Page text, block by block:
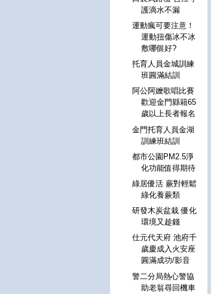
護滴水不漏
運動瘋可要注意！
運動扭傷冰不冰
敷哪個好?
托育人員金城訓練
班圓滿結訓
阿公阿嬤歌唱比賽
歡迎金門縣籍65
歲以上長者報名
金門托育人員金湖
訓練班結訓
都市公園PM2.5淨
化功能值得期待
綠居優活 蕨對輕鬆
綠化養蕨類
研發木炭盆栽 優化
環境又趁錢
仕元代天府 池府千
歲慶成入火安座
圓滿成功/影音
警二分局熱心警協
助老翁尋回機車